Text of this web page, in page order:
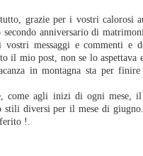
grazie per i vostri calorosi
anniversario di
vostri messaggi e commenti e
il mio post, non se lo aspettava
in montagna sta per
come agli inizi di ogni mese,
stili diversi per il mese di
!.